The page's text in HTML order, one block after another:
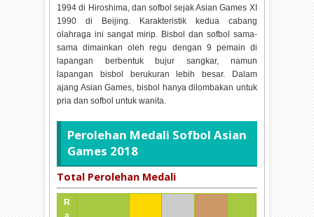
1994 di Hiroshima, dan sofbol sejak Asian Games XI
1990 di Beijing. Karakteristik kedua cabang
olahraga ini sangat mirip. Bisbol dan sofbol sama-
sama dimainkan oleh regu dengan 9 pemain di
lapangan berbentuk bujur sangkar, namun
lapangan bisbol berukuran lebih besar. Dalam
ajang Asian Games, bisbol hanya dilombakan untuk
pria dan sofbol untuk wanita.
Perolehan Medali Sofbol Asian
Games 2018
Total Perolehan Medali
R